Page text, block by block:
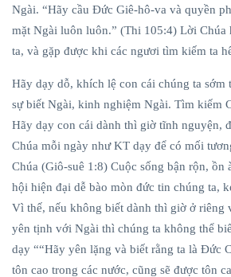
Ngài. “Hãy cầu Đức Giê-hô-va và quyền
mặt Ngài luôn luôn.” (Thi 105:4) Lời Chúa
ta, và gặp được khi các ngươi tìm kiếm ta
Hãy dạy dỗ, khích lệ con cái chúng ta sớm
sự biết Ngài, kinh nghiệm Ngài. Tìm kiếm
Hãy dạy con cái dành thì giờ tĩnh nguyện,
Chúa mỗi ngày như KT dạy để có mối
Chúa (Giô-suê 1:8) Cuộc sống bận rộn, ồn
hội hiện đại dễ bào mòn đức tin chúng ta,
Vì thế, nếu không biết dành thì giờ ở riêng
yên tịnh với Ngài thì chúng ta không thể
dạy ““Hãy yên lặng và biết rằng ta là Đức
tôn cao trong các nước, cũng sẽ được tôn